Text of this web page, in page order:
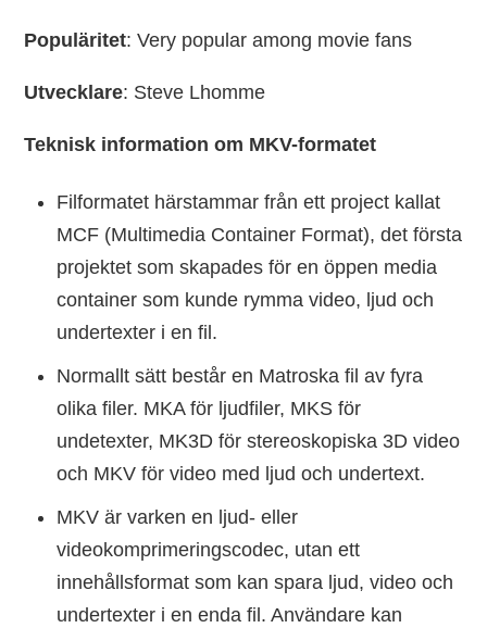
Populäritet: Very popular among movie fans
Utvecklare: Steve Lhomme
Teknisk information om MKV-formatet
Filformatet härstammar från ett project kallat
MCF (Multimedia Container Format), det första
projektet som skapades för en öppen media
container som kunde rymma video, ljud och
undertexter i en fil.
Normallt sätt består en Matroska fil av fyra
olika filer. MKA för ljudfiler, MKS för
undetexter, MK3D för stereoskopiska 3D video
och MKV för video med ljud och undertext.
MKV är varken en ljud- eller
videokomprimeringscodec, utan ett
innehållsformat som kan spara ljud, video och
undertexter i en enda fil. Användare kan